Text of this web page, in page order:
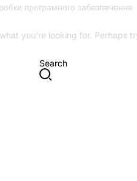
програмного забезпечення
you’re looking for. Perhaps
Search